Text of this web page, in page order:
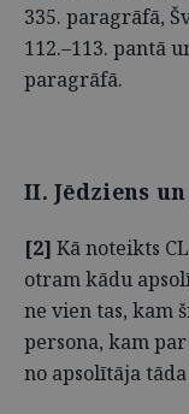
335. paragrāfā,
112.–113. pantā
paragrāfā.
II. Jēdziens
[2] Kā noteikts
otram kādu
ne vien tas, kam
persona, kam
no apsolītāja